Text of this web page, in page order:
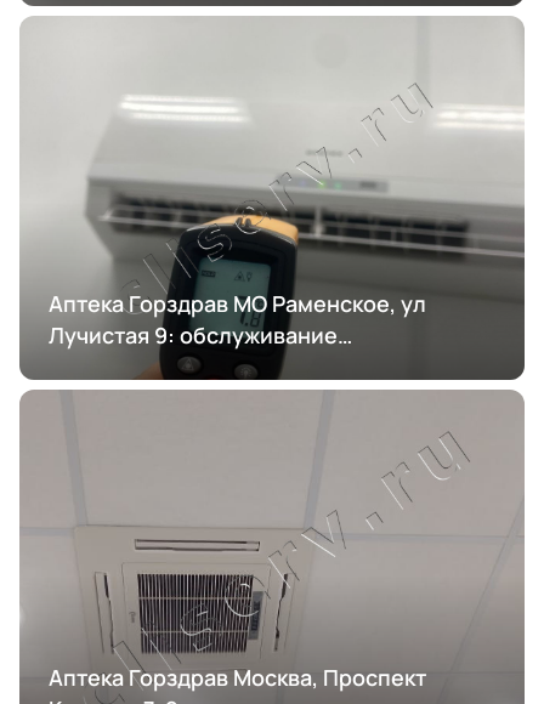
Аптека Горздрав МО Раменское, ул
Лучистая 9: обслуживание
кондиционирования
Аптека Горздрав Москва, Проспект